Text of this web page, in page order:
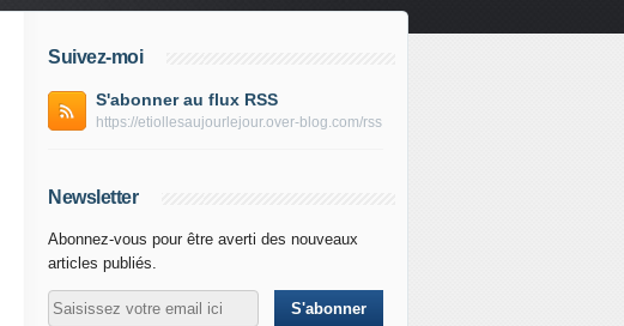
Suivez-moi
S'abonner au flux RSS
https://etiollesaujourlejour.over-blog.com/rss
Newsletter
Abonnez-vous pour être averti des nouveaux
articles publiés.